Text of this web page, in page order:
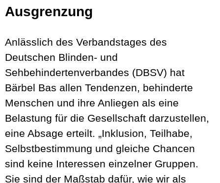
Ausgrenzung
Anlässlich des Verbandstages des
Deutschen Blinden- und
Sehbehindertenverbandes (DBSV) hat
Bärbel Bas allen Tendenzen, behinderte
Menschen und ihre Anliegen als eine
Belastung für die Gesellschaft darzustellen,
eine Absage erteilt. „Inklusion, Teilhabe,
Selbstbestimmung und gleiche Chancen
sind keine Interessen einzelner Gruppen.
Sie sind der Maßstab dafür, wie wir als